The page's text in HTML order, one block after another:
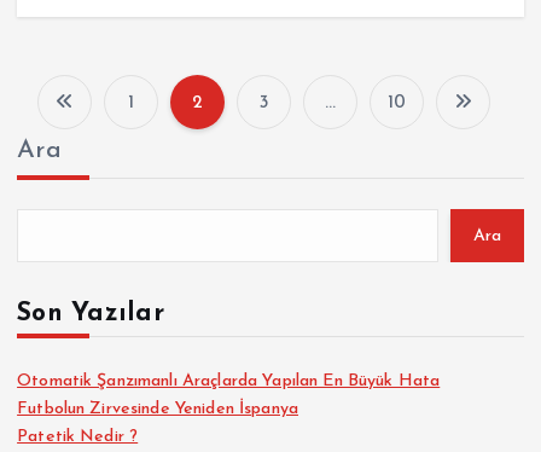
z
s
a
1 2 3 … 10
Ara
Ara
Son Yazılar
Otomatik Şanzımanlı Araçlarda Yapılan En Büyük Hata
Futbolun Zirvesinde Yeniden İspanya
Patetik Nedir ?